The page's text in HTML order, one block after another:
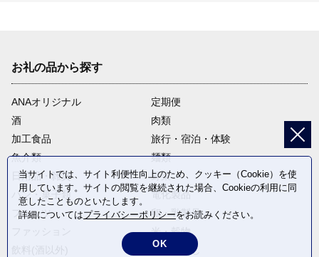
お礼の品から探す
ANAオリジナル
定期便
酒
肉類
加工食品
旅行・宿泊・体験
魚介類
麺類
日用品・雑貨
野菜
パン・菓子類
電化製品
フルーツ
卵・乳製品
米・穀物
返礼品なし
当サイトでは、サイト利便性向上のため、クッキー（Cookie）を使
用しています。サイトの閲覧を継続された場合、Cookieの利用に同
意したことものといたします。
詳細についてはプライバシーポリシーをお読みください。
OK